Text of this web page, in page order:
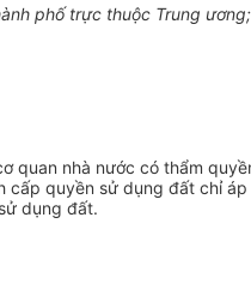
phố trực thuộc Trung ương;
quan nhà nước có thẩm
cấp quyền sử dụng đất chỉ
dụng đất.